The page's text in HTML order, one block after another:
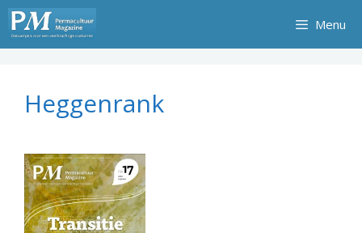
Ga
naar
de
Menu
Heggenrank